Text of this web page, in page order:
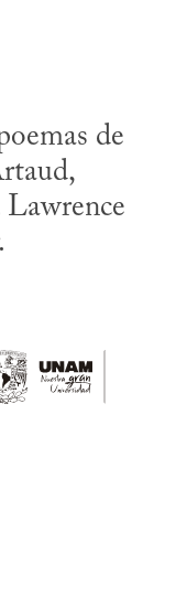
de